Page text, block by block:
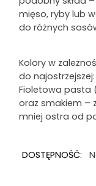
mięso, ryby lub
do różnych
Kolory w
do
Fioletowa pasta
oraz smakiem –
mniej ostra od
DOSTĘPNOŚĆ: